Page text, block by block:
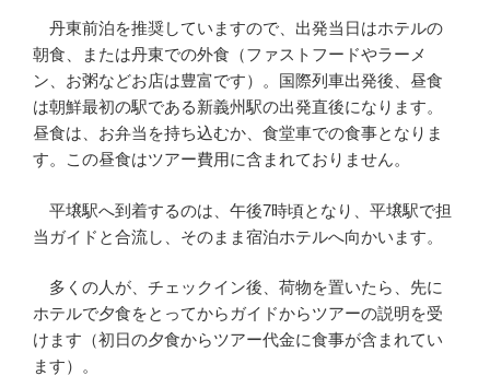
丹東前泊を推奨していますので、出発当日はホテルの
朝食、または丹東での外食（ファストフードやラーメ
ン、お粥などお店は豊富です）。国際列車出発後、昼食
は朝鮮最初の駅である新義州駅の出発直後になります。
昼食は、お弁当を持ち込むか、食堂車での食事となりま
す。この昼食はツアー費用に含まれておりません。
平壌駅へ到着するのは、午後7時頃となり、平壌駅で担
当ガイドと合流し、そのまま宿泊ホテルへ向かいます。
多くの人が、チェックイン後、荷物を置いたら、先に
ホテルで夕食をとってからガイドからツアーの説明を受
けます（初日の夕食からツアー代金に食事が含まれてい
ます）。